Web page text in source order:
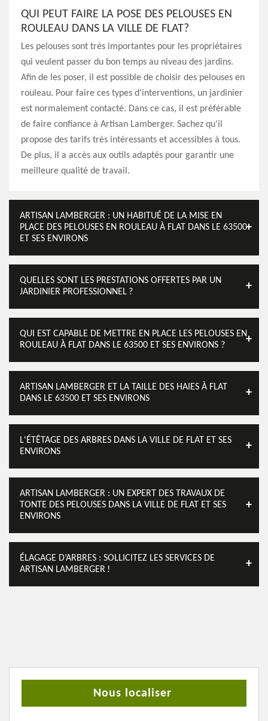
QUI PEUT FAIRE LA POSE DES PELOUSES EN
ROULEAU DANS LA VILLE DE FLAT?
Les pelouses sont très importantes pour les propriétaires
qui veulent passer du bon temps au niveau des jardins.
Afin de les poser, il est possible de choisir des pelouses en
rouleau. Pour faire ces types d'interventions, un jardinier
est normalement contacté. Dans ce cas, il est préférable
de faire confiance à Artisan Lamberger. Sachez qu'il
propose des tarifs très intéressants et accessibles à tous.
De plus, il a accès aux outils adaptés pour garantir une
meilleure qualité de travail.
ARTISAN LAMBERGER : UN HABITUÉ DE LA MISE EN
PLACE DES PELOUSES EN ROULEAU À FLAT DANS LE 63500
ET SES ENVIRONS
QUELLES SONT LES PRESTATIONS OFFERTES PAR UN
JARDINIER PROFESSIONNEL ?
QUI EST CAPABLE DE METTRE EN PLACE LES PELOUSES EN
ROULEAU À FLAT DANS LE 63500 ET SES ENVIRONS ?
ARTISAN LAMBERGER ET LA TAILLE DES HAIES À FLAT
DANS LE 63500 ET SES ENVIRONS
L'ÉTÊTAGE DES ARBRES DANS LA VILLE DE FLAT ET SES
ENVIRONS
ARTISAN LAMBERGER : UN EXPERT DES TRAVAUX DE
TONTE DES PELOUSES DANS LA VILLE DE FLAT ET SES
ENVIRONS
ÉLAGAGE D’ARBRES : SOLLICITEZ LES SERVICES DE
ARTISAN LAMBERGER !
Nous localiser